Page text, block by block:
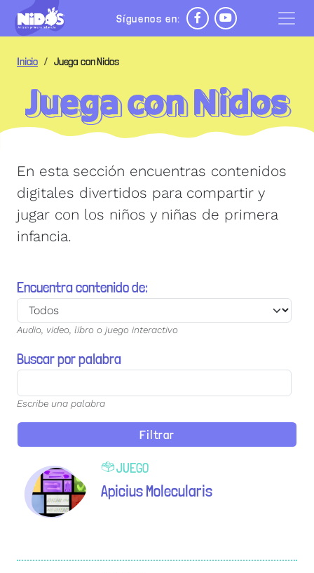
Pasar al contenido principal
Síguenos en:
ayuda a la navegación
Inicio Juega con Nidos
Juega con Nidos
En esta sección encuentras contenidos
digitales divertidos para compartir y
jugar con los niños y niñas de primera
infancia.
Encuentra contenido de:
Audio, video, libro o juego interactivo
Buscar por palabra
Escribe una palabra
JUEGO
Apicius Molecularis